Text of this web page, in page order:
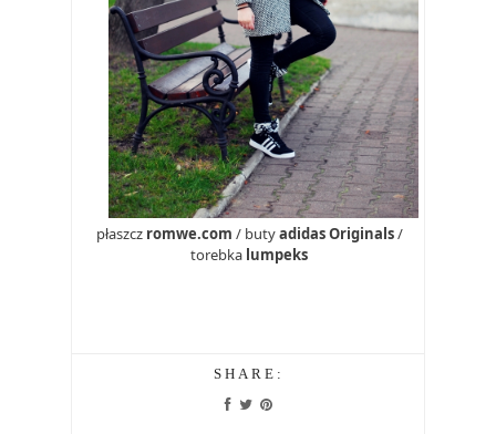
płaszcz romwe.com / butyadidas Originals/
torebka lumpeks
SHARE: